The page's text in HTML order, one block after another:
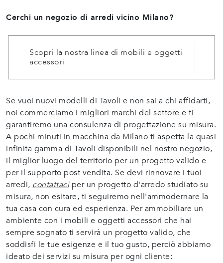
Cerchi un negozio di arredi vicino Milano?
Scopri la nostra linea di mobili e oggetti
accessori
Se vuoi nuovi modelli di Tavoli e non sai a chi affidarti,
noi commerciamo i migliori marchi del settore e ti
garantiremo una consulenza di progettazione su misura.
A pochi minuti in macchina da Milano ti aspetta la quasi
infinita gamma di Tavoli disponibili nel nostro negozio,
il miglior luogo del territorio per un progetto valido e
per il supporto post vendita. Se devi rinnovare i tuoi
arredi, contattaciper un progetto d'arredo studiato su
misura, non esitare, ti seguiremo nell'ammodernare la
tua casa con cura ed esperienza. Per ammobiliare un
ambiente con i mobili e oggetti accessori che hai
sempre sognato ti servirà un progetto valido, che
soddisfi le tue esigenze e il tuo gusto, perciò abbiamo
ideato dei servizi su misura per ogni cliente: